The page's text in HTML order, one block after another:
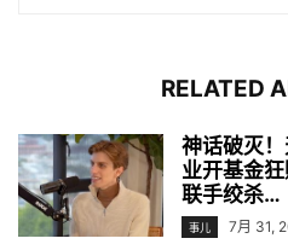
RELATED
神话破灭
业开基金
联手绞杀…
事儿 7月 31,